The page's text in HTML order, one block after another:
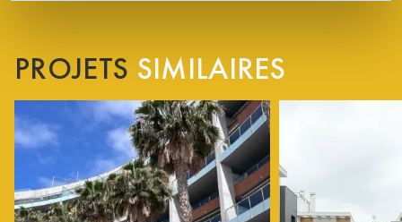
PROJETS SIMILAIRES